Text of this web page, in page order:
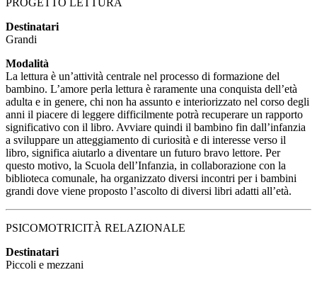
PROGETTO LETTURA
Destinatari
Grandi
Modalità
La lettura è un’attività centrale nel processo di formazione del
bambino. L’amore perla lettura è raramente una conquista dell’età
adulta e in genere, chi non ha assunto e interiorizzato nel corso degli
anni il piacere di leggere difficilmente potrà recuperare un rapporto
significativo con il libro. Avviare quindi il bambino fin dall’infanzia
a sviluppare un atteggiamento di curiosità e di interesse verso il
libro, significa aiutarlo a diventare un futuro bravo lettore. Per
questo motivo, la Scuola dell’Infanzia, in collaborazione con la
biblioteca comunale, ha organizzato diversi incontri per i bambini
grandi dove viene proposto l’ascolto di diversi libri adatti all’età.
PSICOMOTRICITÀ RELAZIONALE
Destinatari
Piccoli e mezzani